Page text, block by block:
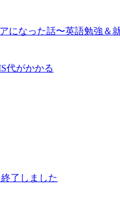
になった話〜英語勉強＆
代がかかる
了しました